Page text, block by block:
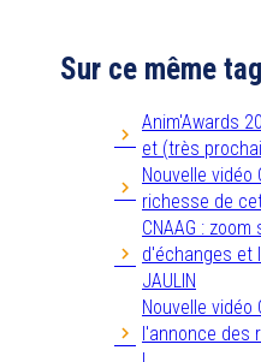
Sur ce même tag
Anim'Awards
et (très
Nouvelle vidéo
richesse de
CNAAG :
d'échanges et
JAULIN
Nouvelle vidéo
l'annonce des